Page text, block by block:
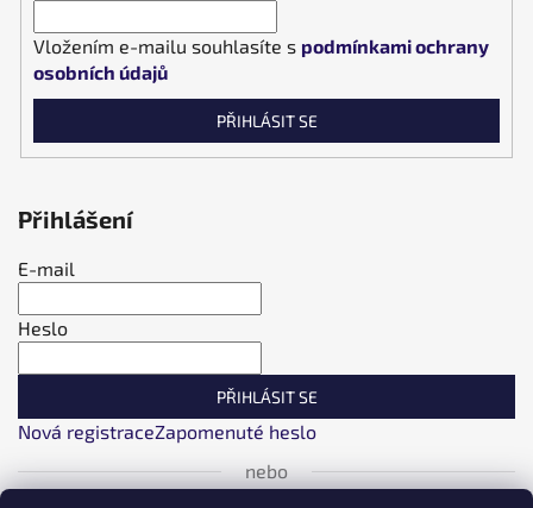
Vložením e-mailu souhlasíte s podmínkami ochrany
osobních údajů
PŘIHLÁSIT SE
Přihlášení
E-mail
Heslo
PŘIHLÁSIT SE
Nová registraceZapomenuté heslo
nebo